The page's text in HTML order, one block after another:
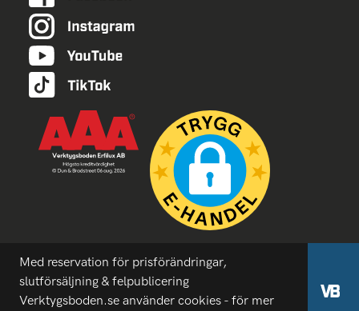
Med reservation för prisförändringar,
slutförsäljning & felpublicering
Verktygsboden.se använder cookies - för mer